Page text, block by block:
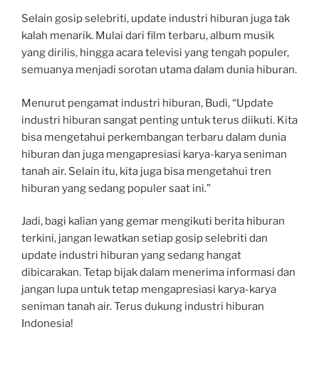
Selain gosip selebriti, update industri hiburan juga tak
kalah menarik. Mulai dari film terbaru, album musik
yang dirilis, hingga acara televisi yang tengah populer,
semuanya menjadi sorotan utama dalam dunia hiburan.
Menurut pengamat industri hiburan, Budi, “Update
industri hiburan sangat penting untuk terus diikuti. Kita
bisa mengetahui perkembangan terbaru dalam dunia
hiburan dan juga mengapresiasi karya-karya seniman
tanah air. Selain itu, kita juga bisa mengetahui tren
hiburan yang sedang populer saat ini.”
Jadi, bagi kalian yang gemar mengikuti berita hiburan
terkini, jangan lewatkan setiap gosip selebriti dan
update industri hiburan yang sedang hangat
dibicarakan. Tetap bijak dalam menerima informasi dan
jangan lupa untuk tetap mengapresiasi karya-karya
seniman tanah air. Terus dukung industri hiburan
Indonesia!